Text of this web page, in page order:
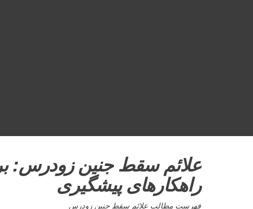
علائم سقط جنین زودرس:
راهکارهای پیشگیری
فهرست مطالب علائم سقط جنین زودرس